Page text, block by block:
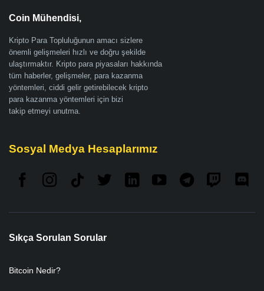
Coin Mühendisi,
Kripto Para Topluluğunun amacı sizlere
önemli gelişmeleri hızlı ve doğru şekilde
ulaştırmaktır. Kripto para piyasaları hakkında
tüm haberler, gelişmeler, para kazanma
yöntemleri, ciddi gelir getirebilecek kripto
para kazanma yöntemleri için bizi
takip etmeyi unutma.
Sosyal Medya Hesaplarımız
Sıkça Sorulan Sorular
Bitcoin Nedir?